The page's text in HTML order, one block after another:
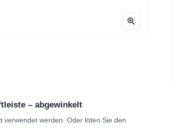
– abgewinkelt
verwendet werden. Oder löten Sie den